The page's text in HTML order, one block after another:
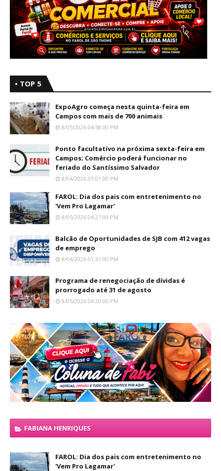
• TOP 5
ExpoAgro começa nesta quinta-feira em
Campos com mais de 700 animais
8/05/2026 04:58:00 PM
Ponto facultativo na próxima sexta-feira em
Campos; Comércio poderá funcionar no
feriado do Santíssimo Salvador
8/04/2026 01:01:00 PM
FAROL: Dia dos pais com entretenimento no
'Vem Pro Lagamar'
8/05/2026 04:27:00 PM
Balcão de Oportunidades de SJB com 412 vagas
de emprego
8/04/2026 01:31:00 PM
Programa de renegociação de dívidas é
prorrogado até 31 de agosto
8/05/2026 04:20:00 PM
FABIANA HENRIQUES
FAROL: Dia dos pais com entretenimento no
'Vem Pro Lagamar'